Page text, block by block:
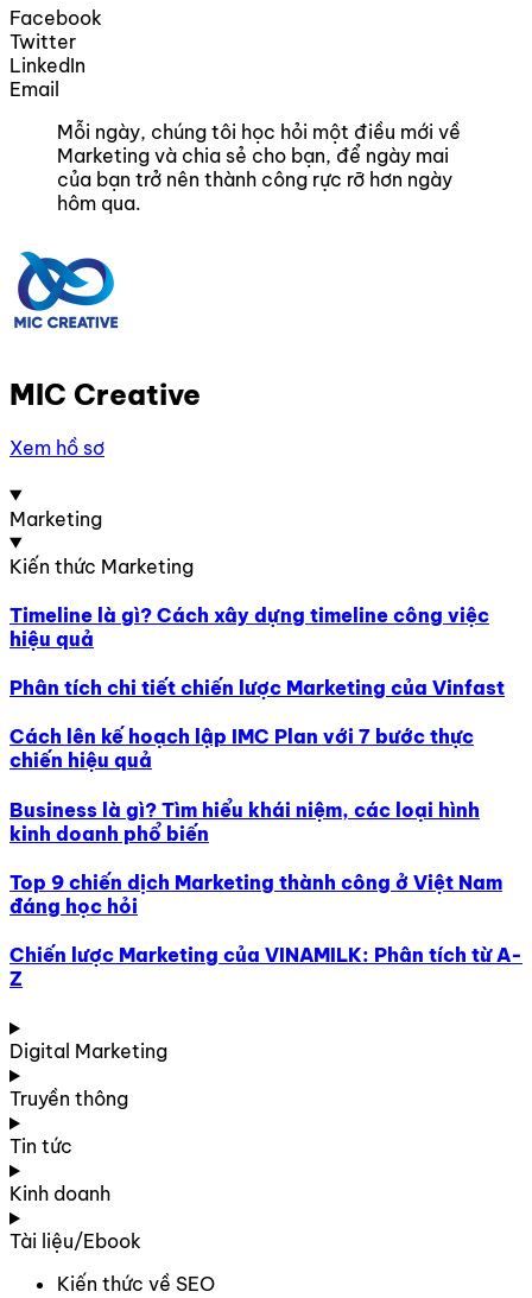
Facebook
Twitter
LinkedIn
Email
Mỗi ngày, chúng tôi học hỏi một điều mới về
Marketing và chia sẻ cho bạn, để ngày mai
của bạn trở nên thành công rực rỡ hơn ngày
hôm qua.
MIC Creative
Xem hồ sơ
Marketing
Kiến thức Marketing
Timeline là gì? Cách xây dựng timeline công việc
hiệu quả
Phân tích chi tiết chiến lược Marketing của Vinfast
Cách lên kế hoạch lập IMC Plan với 7 bước thực
chiến hiệu quả
Business là gì? Tìm hiểu khái niệm, các loại hình
kinh doanh phổ biến
Top 9 chiến dịch Marketing thành công ở Việt Nam
đáng học hỏi
Chiến lược Marketing của VINAMILK: Phân tích từ A-
Z
Digital Marketing
Truyền thông
Tin tức
Kinh doanh
Tài liệu/Ebook
Kiến thức về SEO